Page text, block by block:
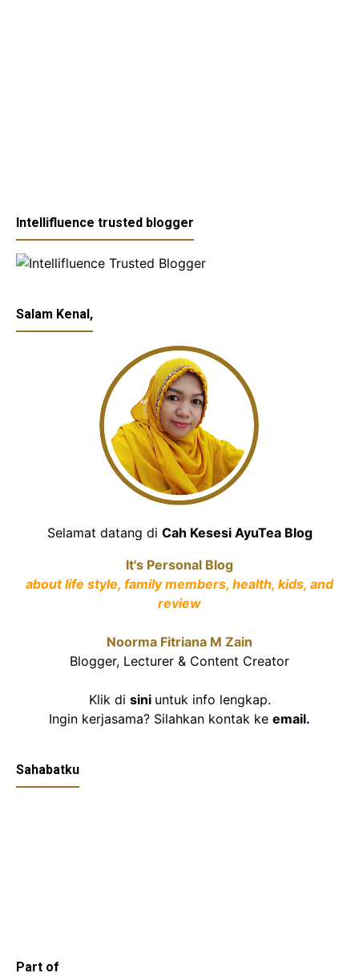
Intellifluence trusted blogger
Salam Kenal,
Selamat datang di Cah Kesesi AyuTea Blog
It's Personal Blog
about life style, family members, health, kids, and
review
Noorma Fitriana M Zain
Blogger, Lecturer & Content Creator
Klik di sini untuk info lengkap.
Ingin kerjasama? Silahkan kontak ke email.
Sahabatku
Part of